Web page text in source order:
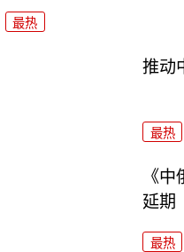
最热
推动
最热
《
延期
最热